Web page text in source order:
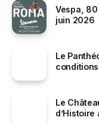
Vespa, 80
juin 2026
Le
conditions
Le